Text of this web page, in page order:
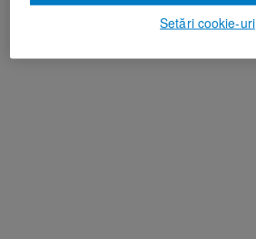
Setări cookie-uri